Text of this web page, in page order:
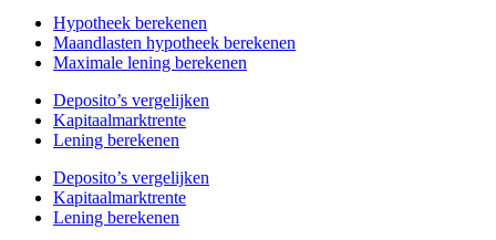
Hypotheek berekenen
Maandlasten hypotheek berekenen
Maximale lening berekenen
Deposito’s vergelijken
Kapitaalmarktrente
Lening berekenen
Deposito’s vergelijken
Kapitaalmarktrente
Lening berekenen